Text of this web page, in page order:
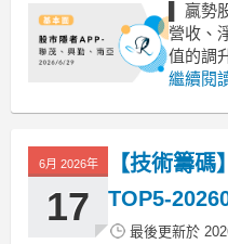
▌ 贏勢
營收、
值的調升。
的口袋
階：以
低估，
篇文章
繼續閱
6月 2026年
17
【技術籌
TOP5-
最後更新於